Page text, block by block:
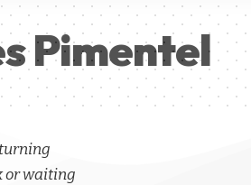
Pimentel
or waiting